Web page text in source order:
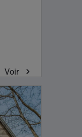
Voir